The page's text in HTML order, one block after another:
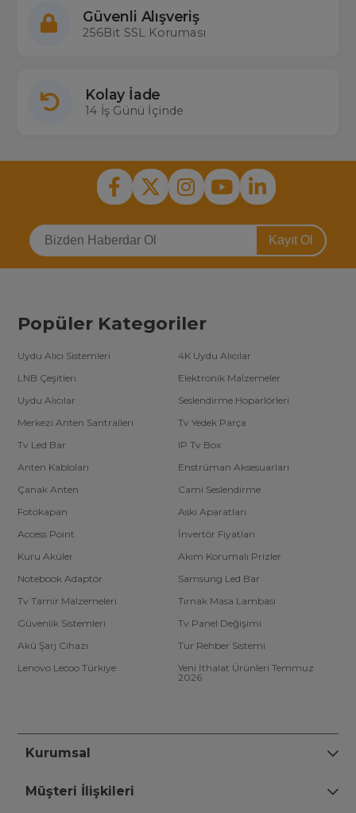
Güvenli Alışveriş
256Bit SSL Koruması
Kolay İade
14 İş Günü İçinde
Kayıt Ol
Popüler Kategoriler
Uydu Alıcı Sistemleri
4K Uydu Alıcılar
LNB Çeşitleri
Elektronik Malzemeler
Uydu Alıcılar
Seslendirme Hoparlörleri
Merkezi Anten Santralleri
Tv Yedek Parça
Tv Led Bar
IP Tv Box
Anten Kabloları
Enstrüman Aksesuarları
Çanak Anten
Cami Seslendirme
Fotokapan
Askı Aparatları
Access Point
İnvertör Fiyatları
Kuru Aküler
Akım Korumalı Prizler
Notebook Adaptör
Samsung Led Bar
Tv Tamir Malzemeleri
Tırnak Masa Lambası
Güvenlik Sistemleri
Tv Panel Değişimi
Akü Şarj Cihazı
Tur Rehber Sistemi
Lenovo Lecoo Türkiye
Yeni İthalat Ürünleri Temmuz
2026
Kurumsal
Müşteri İlişkileri